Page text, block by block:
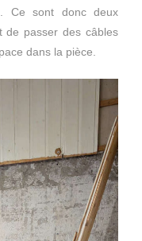
Ce sont donc deux
de passer des câbles
dans la pièce.